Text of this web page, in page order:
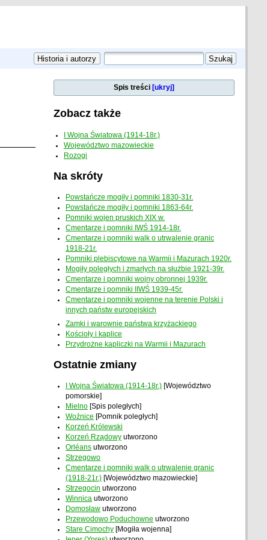
Spis treści [ukryj]
Zobacz także
I Wojna Światowa (1914-18r.)
Województwo mazowieckie
Rozogi
Na skróty
Powstańcze mogiły i pomniki 1830-31r.
Powstańcze mogiły i pomniki 1863-64r.
Pomniki wojen pruskich XIX w.
Cmentarze i pomniki IWŚ 1914-18r.
Cmentarze i pomniki walk o utrwalenie granic
1918-21r.
Pomniki plebiscytowe na Warmii i Mazurach 1920r.
Mogiły poległych i zmarłych na służbie 1921-39r.
Cmentarze i pomniki wojny obronnej 1939r.
Cmentarze i pomniki IIWŚ 1939-45r.
Cmentarze i pomniki wojenne na terenie Polski i
innych państw europejskich
Zamki i warownie państwa krzyżackiego
Kościoły i kaplice
Przydrożne kapliczki na Warmii i Mazurach
Ostatnie zmiany
I Wojna Światowa (1914-18r.) [Województwo
pomorskie]
Mielno [Spis poległych]
Woźnice [Pomnik poległych]
Korzeń Królewski
Korzeń Rządowy utworzono
Orléans utworzono
Strzegowo
Cmentarze i pomniki walk o utrwalenie granic
(1918-21r.) [Województwo mazowieckie]
Strzegocin utworzono
Winnica utworzono
Domosław utworzono
Przewodowo Poduchowne utworzono
Stare Cimochy [Mogiła wojenna]